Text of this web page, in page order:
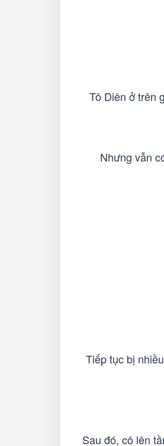
Tô Diên ở trên
Nhưng vẫn
Tiếp tục bị
Sau đó, cô lên